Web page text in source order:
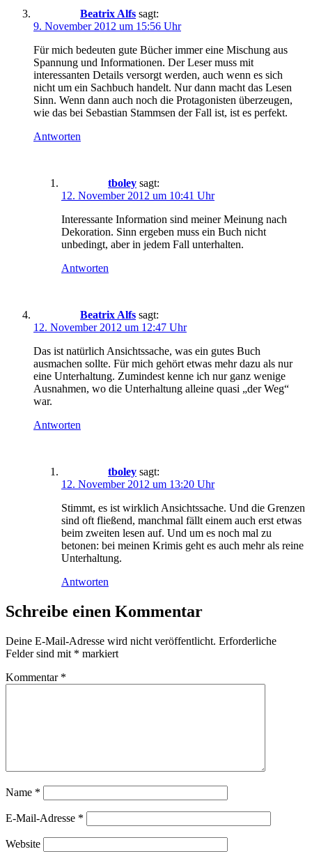
Beatrix Alfs sagt:
9. November 2012 um 15:56 Uhr
Für mich bedeuten gute Bücher immer eine Mischung aus
Spannung und Informationen. Der Leser muss mit
interessanten Details versorgt werden, auch wenn es sich
nicht um ein Sachbuch handelt. Nur dann macht das Lesen
Sinn. Wenn dann auch noch die Protagonisten überzeugen,
wie das bei Sebastian Stammsen der Fall ist, ist es perfekt.
Antworten
tboley sagt:
12. November 2012 um 10:41 Uhr
Interessante Information sind meiner Meinung nach
Dekoration. Sinn ergeben muss ein Buch nicht
unbedingt, aber in jedem Fall unterhalten.
Antworten
Beatrix Alfs sagt:
12. November 2012 um 12:47 Uhr
Das ist natürlich Ansichtssache, was ein gutes Buch
ausmachen sollte. Für mich gehört etwas mehr dazu als nur
eine Unterhaltung. Zumindest kenne ich nur ganz wenige
Ausnahmen, wo die Unterhaltung alleine quasi „der Weg“
war.
Antworten
tboley sagt:
12. November 2012 um 13:20 Uhr
Stimmt, es ist wirklich Ansichtssache. Und die Grenzen
sind oft fließend, manchmal fällt einem auch erst etwas
beim zweiten lesen auf. Und um es noch mal zu
betonen: bei meinen Krimis geht es auch mehr als reine
Unterhaltung.
Antworten
Schreibe einen Kommentar
Deine E-Mail-Adresse wird nicht veröffentlicht. Erforderliche
Felder sind mit * markiert
Kommentar *
Name *
E-Mail-Adresse *
Website